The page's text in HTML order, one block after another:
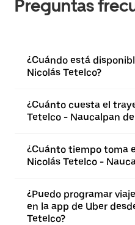
Preguntas
¿Cuándo está
Nicolás Tetelco?
¿Cuánto cuesta el
Tetelco - Naucalpan
¿Cuánto tiempo toma
Nicolás Tetelco -
¿Puedo programar
en la app de Uber
Tetelco?